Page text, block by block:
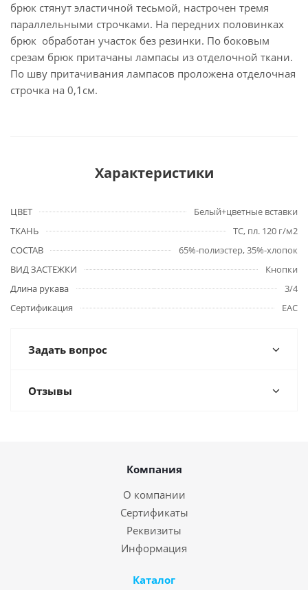
брюк стянут эластичной тесьмой, настрочен тремя
параллельными строчками. На передних половинках
брюк обработан участок без резинки. По боковым
срезам брюк притачаны лампасы из отделочной ткани.
По шву притачивания лампасов проложена отделочная
строчка на 0,1см.
Характеристики
ЦВЕТ
Белый+цветные вставки
ТКАНЬ
TC, пл. 120 г/м2
СОСТАВ
65%-полиэстер, 35%-хлопок
ВИД ЗАСТЕЖКИ
Кнопки
Длина рукава
3/4
Сертификация
EAC
Задать вопрос
Отзывы
Компания
О компании
Сертификаты
Реквизиты
Информация
Каталог